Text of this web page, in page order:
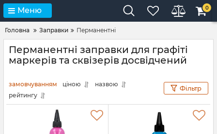
Меню 0
Головна Заправки Перманентні
Перманентні заправки для графіті
маркерів та сквізерів досвідчений
замовчуванням ціною
назвою
рейтингу
Фільтр